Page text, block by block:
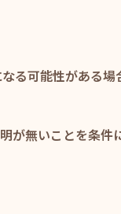
る可能性がある場
が無いことを条件